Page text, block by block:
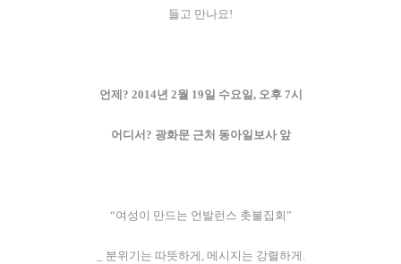
들고 만나요!
언제? 2014년 2월 19일 수요일, 오후 7시
어디서? 광화문 근처 동아일보사 앞
“여성이 만드는 언발런스 촛불집회”
분위기는 따뜻하게, 메시지는 강렬하게.